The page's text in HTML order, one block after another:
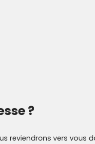
?
reviendrons vers vous